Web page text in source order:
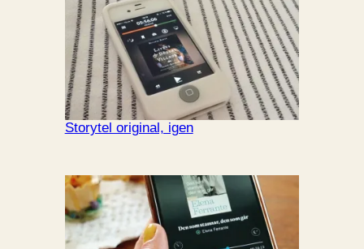
Storytel original, igen